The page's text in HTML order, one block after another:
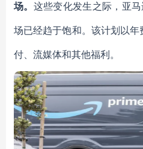
场。 这些变化发生之际，亚
场已经趋于饱和。该计划以
付、流媒体和其他福利。